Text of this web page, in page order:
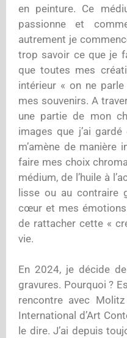
en peinture. Ce
passionne et
autrement je
trop savoir ce que je
que toutes mes
intérieur « on ne
mes souvenirs. A
une partie de mon
images que j’ai
m’amène de manière
faire mes choix
médium, de l’huile à
lisse ou au contraire
cœur et mes
de rattacher cette «
vie.
En 2024, je décide
gravures. Pourquoi ?
rencontre avec
International d’Art
le dire. J’ai depuis